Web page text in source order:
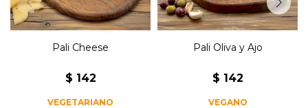
Pali Cheese
$ 142
VEGETARIANO
Pali Oliva y Ajo
$ 142
VEGANO